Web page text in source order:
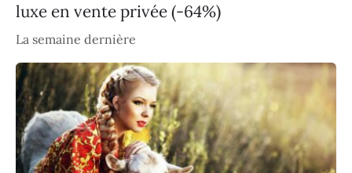
luxe en vente privée (-64%)
La semaine dernière